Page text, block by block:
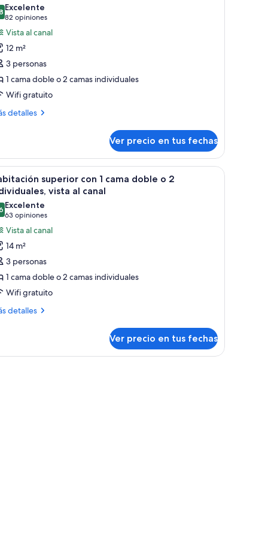
de 10
Excelente
82 opiniones
(82
opiniones)
Vista al canal
12 m²
3 personas
1 cama doble o 2 camas individuales
Wifi gratuito
detalles
Ver precio en tus fechas
la pared.
un escritorio con silla, un televisor y un cuadro en la pared.
Un dormitorio con un armario verde, una
10
superior con 1 cama doble o 2
vista al canal
de 10
Excelente
63 opiniones
(63
opiniones)
Vista al canal
14 m²
3 personas
1 cama doble o 2 camas individuales
Wifi gratuito
detalles
Ver precio en tus fechas